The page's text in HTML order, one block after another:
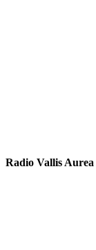
Radio Vallis Aurea